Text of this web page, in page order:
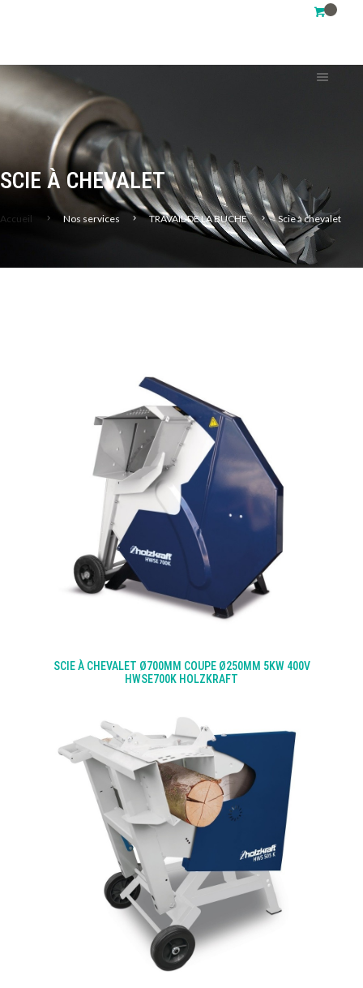
SCIE À CHEVALET
Accueil Nos services TRAVAIL DE LA BUCHE Scie à chevalet
SCIE À CHEVALET Ø700MM COUPE Ø250MM 5KW 400V
HWSE700K HOLZKRAFT